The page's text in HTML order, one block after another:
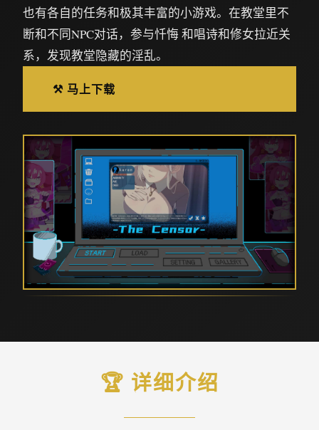
也有各自的任务和极其丰富的小游戏。在教堂里不
断和不同NPC对话，参与忏悔 和唱诗和修女拉近关
系，发现教堂隐藏的淫乱。
⚒️ 马上下载
🏆 详细介绍